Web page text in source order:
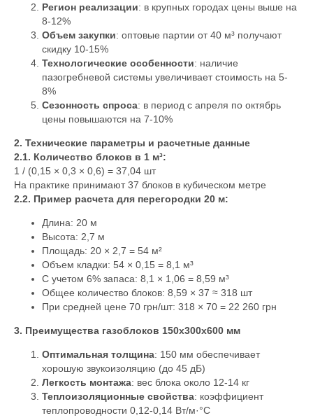
Регион реализации: в крупных городах цены выше на
8-12%
Объем закупки: оптовые партии от 40 м³ получают
скидку 10-15%
Технологические особенности: наличие
пазогребневой системы увеличивает стоимость на 5-
8%
Сезонность спроса: в период с апреля по октябрь
цены повышаются на 7-10%
2. Технические параметры и расчетные данные
2.1. Количество блоков в 1 м³:
1 / (0,15 × 0,3 × 0,6) = 37,04 шт
На практике принимают 37 блоков в кубическом метре
2.2. Пример расчета для перегородки 20 м:
Длина: 20 м
Высота: 2,7 м
Площадь: 20 × 2,7 = 54 м²
Объем кладки: 54 × 0,15 = 8,1 м³
С учетом 6% запаса: 8,1 × 1,06 = 8,59 м³
Общее количество блоков: 8,59 × 37 ≈ 318 шт
При средней цене 70 грн/шт: 318 × 70 = 22 260 грн
3. Преимущества газоблоков 150х300х600 мм
Оптимальная толщина: 150 мм обеспечивает
хорошую звукоизоляцию (до 45 дБ)
Легкость монтажа: вес блока около 12-14 кг
Теплоизоляционные свойства: коэффициент
теплопроводности 0,12-0,14 Вт/м·°C